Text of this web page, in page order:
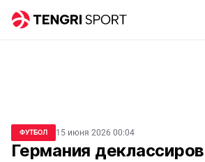
ФУТБОЛ 15 июня 2026 00:04
Германия